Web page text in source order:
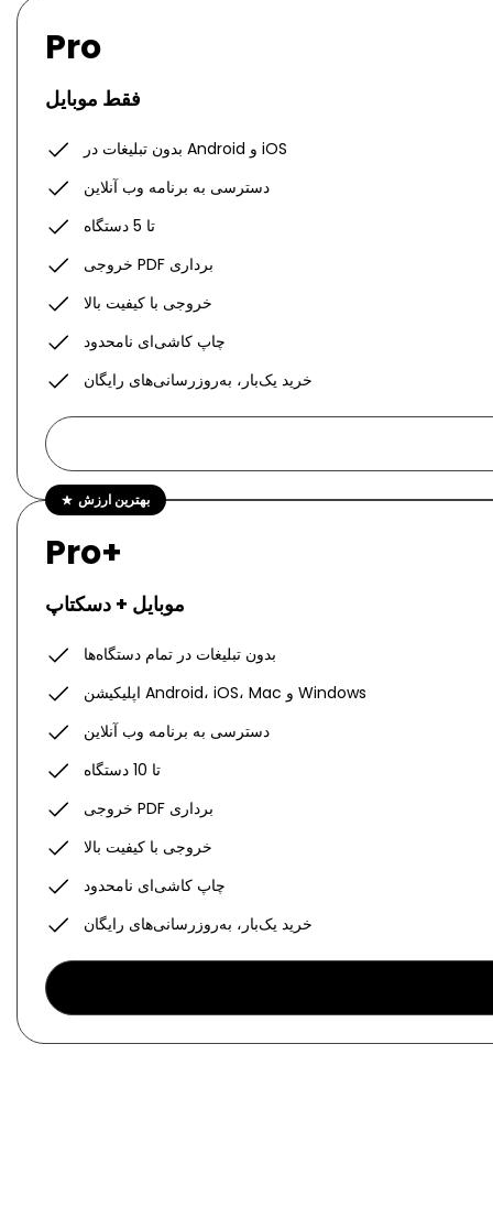
Pro
فقط موبایل
بدون تبلیغات در Android و iOS
دسترسی به برنامه وب آنلاین
تا 5 دستگاه
خروجی PDF برداری
خروجی با کیفیت بالا
چاپ کاشی‌ای نامحدود
خرید یک‌بار، به‌روزرسانی‌های رایگان
بهترین ارزش
Pro+
موبایل + دسکتاپ
بدون تبلیغات در تمام دستگاه‌ها
اپلیکیشن Android، iOS، Mac و Windows
دسترسی به برنامه وب آنلاین
تا 10 دستگاه
خروجی PDF برداری
خروجی با کیفیت بالا
چاپ کاشی‌ای نامحدود
خرید یک‌بار، به‌روزرسانی‌های رایگان